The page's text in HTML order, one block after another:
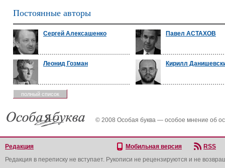
Постоянные авторы
Сергей Алексашенко Павел АСТАХОВ
Леонид Гозман Кирилл
полный список
© 2008 Особая буква — особое мнение об
Редакция Мобильная версия
RSS
Редакция в переписку не вступает. Рукописи не рецензируются и не